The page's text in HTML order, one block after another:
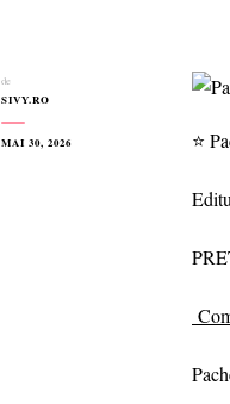
de
SIVY.RO
MAI 30, 2026 ⭐